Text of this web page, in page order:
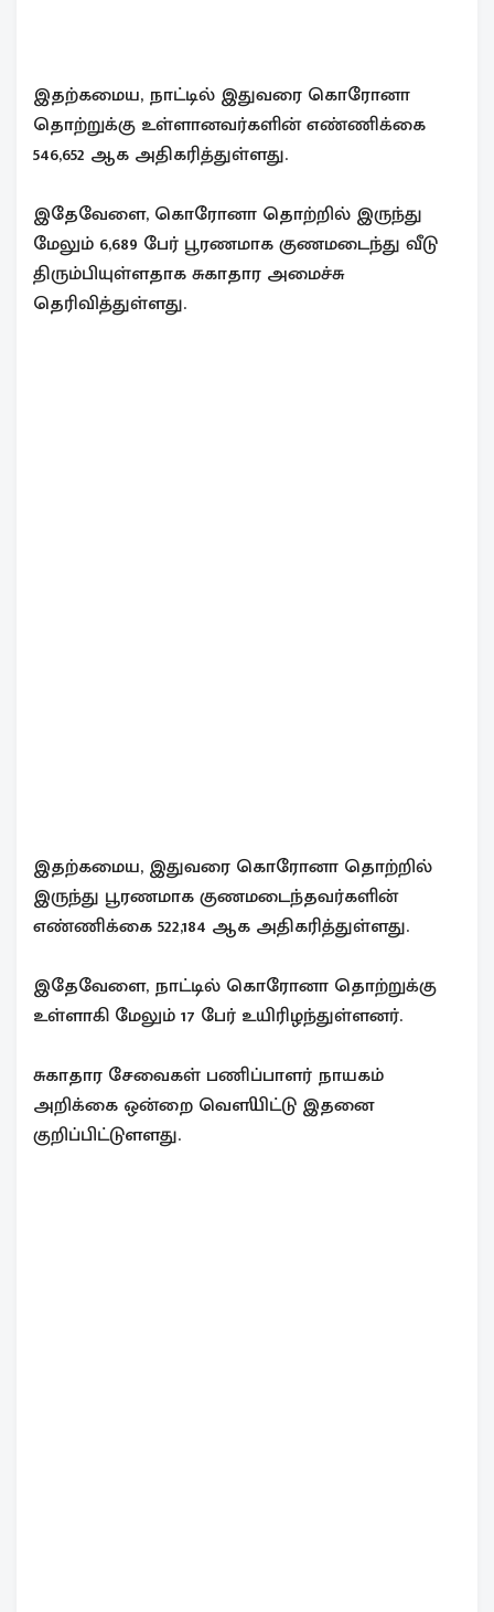
இதற்கமைய, நாட்டில் இதுவரை கொரோனா
தொற்றுக்கு உள்ளானவர்களின் எண்ணிக்கை
546,652 ஆக அதிகரித்துள்ளது.
இதேவேளை, கொரோனா தொற்றில் இருந்து
மேலும் 6,689 பேர் பூரணமாக குணமடைந்து வீடு
திரும்பியுள்ளதாக சுகாதார அமைச்சு
தெரிவித்துள்ளது.
இதற்கமைய, இதுவரை கொரோனா தொற்றில்
இருந்து பூரணமாக குணமடைந்தவர்களின்
எண்ணிக்கை 522,184 ஆக அதிகரித்துள்ளது.
இதேவேளை, நாட்டில் கொரோனா தொற்றுக்கு
உள்ளாகி மேலும் 17 பேர் உயிரிழந்துள்ளனர்.
சுகாதார சேவைகள் பணிப்பாளர் நாயகம்
அறிக்கை ஒன்றை வௌியிட்டு இதனை
குறிப்பிட்டுளளது.